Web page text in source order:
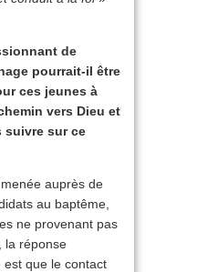
de
pourrait-il être
ces jeunes à
vers Dieu et
suivre sur ce
auprès de
au baptême,
ne provenant pas
la réponse
que le contact